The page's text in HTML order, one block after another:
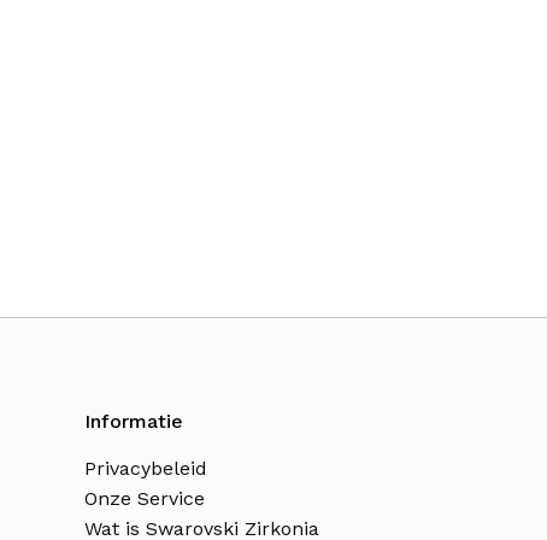
Informatie
Privacybeleid
Onze Service
Wat is Swarovski Zirkonia